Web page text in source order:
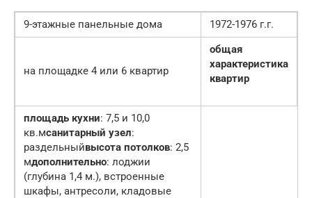
9-этажные панельные дома 1972-1976 г.г.
на площадке 4 или 6 квартир
общая
характеристика
квартир
площадь кухни: 7,5 и 10,0
кв.мсанитарный узел:
раздельныйвысота потолков: 2,5
мдополнительно: лоджии
(глубина 1,4 м.), встроенные
шкафы, антресоли, кладовые